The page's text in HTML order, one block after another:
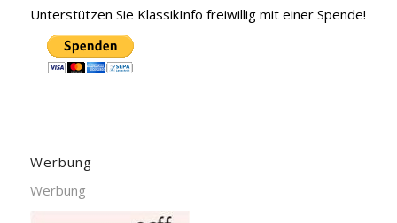
Unterstützen Sie KlassikInfo freiwillig mit einer Spende!
Werbung
Werbung